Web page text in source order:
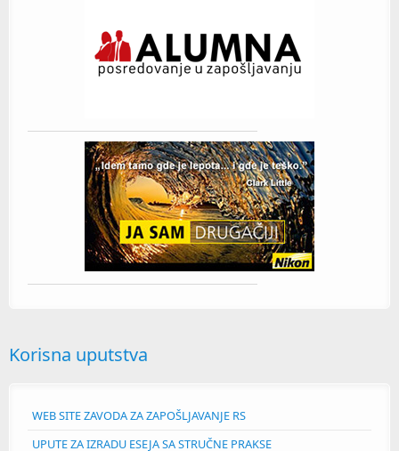
Korisna uputstva
WEB SITE ZAVODA ZA ZAPOŠLJAVANJE RS
UPUTE ZA IZRADU ESEJA SA STRUČNE PRAKSE